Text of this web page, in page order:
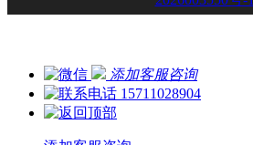
添加客服咨询
15711028904